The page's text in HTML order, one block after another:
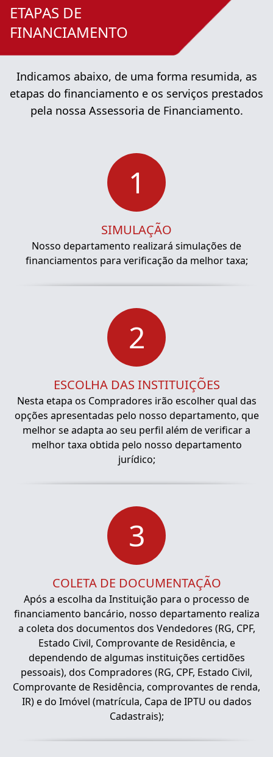
ETAPAS DE
FINANCIAMENTO
Indicamos abaixo, de uma forma resumida, as
etapas do financiamento e os serviços prestados
pela nossa Assessoria de Financiamento.
1
SIMULAÇÃO
Nosso departamento realizará simulações de
financiamentos para verificação da melhor taxa;
2
ESCOLHA DAS INSTITUIÇÕES
Nesta etapa os Compradores irão escolher qual das
opções apresentadas pelo nosso departamento, que
melhor se adapta ao seu perfil além de verificar a
melhor taxa obtida pelo nosso departamento
jurídico;
3
COLETA DE DOCUMENTAÇÃO
Após a escolha da Instituição para o processo de
financiamento bancário, nosso departamento realiza
a coleta dos documentos dos Vendedores (RG, CPF,
Estado Civil, Comprovante de Residência, e
dependendo de algumas instituições certidões
pessoais), dos Compradores (RG, CPF, Estado Civil,
Comprovante de Residência, comprovantes de renda,
IR) e do Imóvel (matrícula, Capa de IPTU ou dados
Cadastrais);